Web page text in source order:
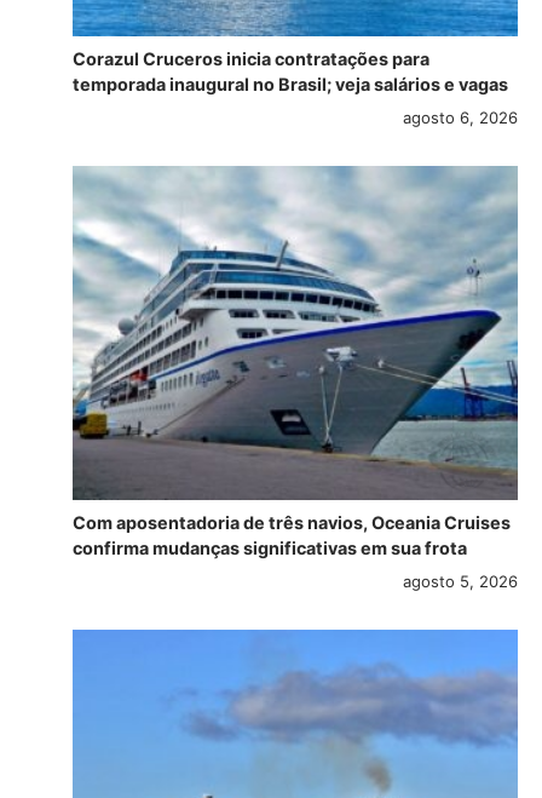
Corazul Cruceros inicia contratações para
temporada inaugural no Brasil; veja salários e vagas
agosto 6, 2026
Com aposentadoria de três navios, Oceania Cruises
confirma mudanças significativas em sua frota
agosto 5, 2026